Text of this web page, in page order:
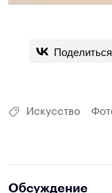
Поделиться
Искусство
Обсуждение